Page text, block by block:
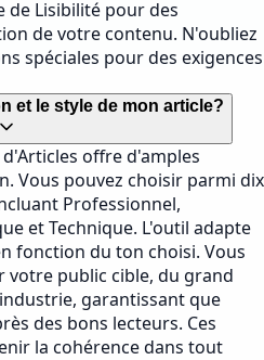
de Lisibilité pour des
de votre contenu. N'oubliez
spéciales pour des exigences
et le style de mon article?
offre d'amples
Vous pouvez choisir parmi dix
Professionnel,
et Technique. L'outil adapte
fonction du ton choisi. Vous
votre public cible, du grand
garantissant que
des bons lecteurs. Ces
la cohérence dans tout